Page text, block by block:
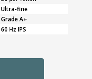
Ultra-fine
Grade A+
60 Hz IPS